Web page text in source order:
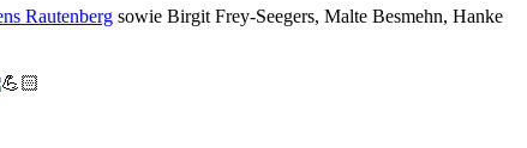
Rautenberg sowie Birgit Frey-Seegers, Malte Besmehn, Hanke